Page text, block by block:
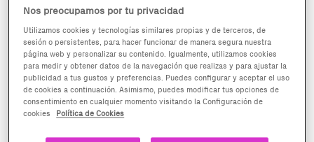
Nos preocupamos por tu privacidad
Utilizamos cookies y tecnologías similares propias y de terceros, de
sesión o persistentes, para hacer funcionar de manera segura nuestra
página web y personalizar su contenido. Igualmente, utilizamos cookies
para medir y obtener datos de la navegación que realizas y para ajustar la
publicidad a tus gustos y preferencias. Puedes configurar y aceptar el uso
de cookies a continuación. Asimismo, puedes modificar tus opciones de
consentimiento en cualquier momento visitando la Configuración de
cookies
Política de Cookies